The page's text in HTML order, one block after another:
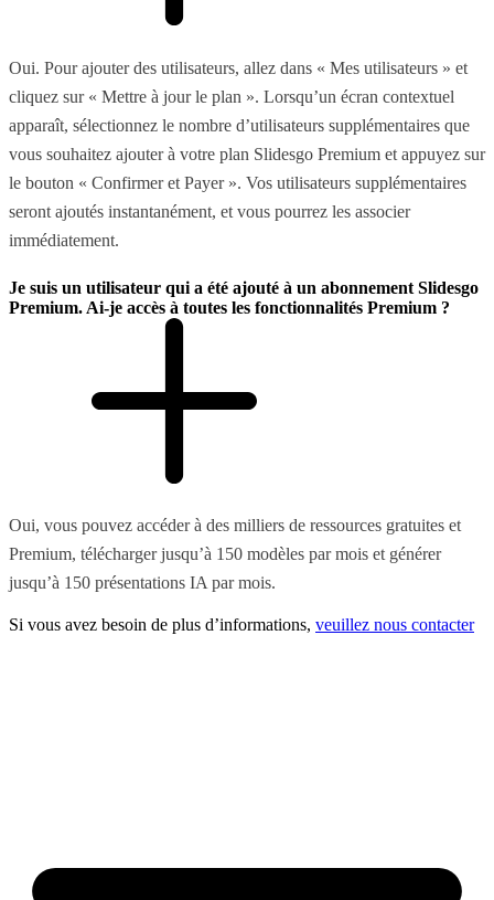
Oui. Pour ajouter des utilisateurs, allez dans « Mes utilisateurs » et
cliquez sur « Mettre à jour le plan ». Lorsqu’un écran contextuel
apparaît, sélectionnez le nombre d’utilisateurs supplémentaires que
vous souhaitez ajouter à votre plan Slidesgo Premium et appuyez sur
le bouton « Confirmer et Payer ». Vos utilisateurs supplémentaires
seront ajoutés instantanément, et vous pourrez les associer
immédiatement.
Je suis un utilisateur qui a été ajouté à un abonnement Slidesgo
Premium. Ai-je accès à toutes les fonctionnalités Premium ?
Oui, vous pouvez accéder à des milliers de ressources gratuites et
Premium, télécharger jusqu’à 150 modèles par mois et générer
jusqu’à 150 présentations IA par mois.
Si vous avez besoin de plus d’informations, veuillez nous contacter